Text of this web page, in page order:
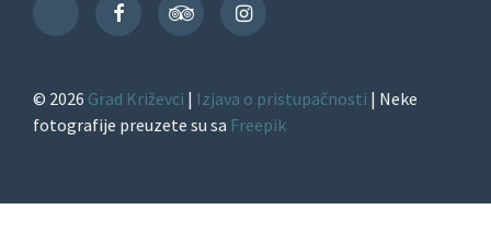
TikTok
FacebookTripAdvisorInstagram
© 2026 Grad Križevci | Izjava o pristupačnosti | Neke
fotografije preuzete su sa Freepik